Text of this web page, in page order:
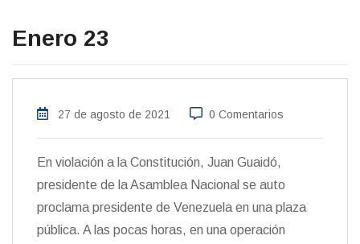
Enero 23
27 de agosto de 2021 0 Comentarios
En violación a la Constitución, Juan Guaidó,
presidente de la Asamblea Nacional se auto
proclama presidente de Venezuela en una plaza
pública. A las pocas horas, en una operación